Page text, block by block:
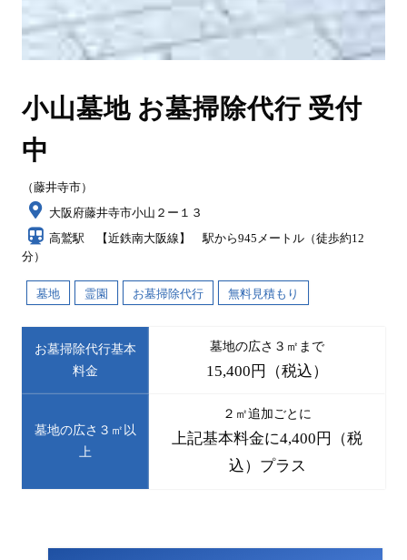
小山墓地 お墓掃除代行 受付
中
（藤井寺市）
大阪府藤井寺市小山２ー１３
高鷲駅 【近鉄南大阪線】 駅から945メートル（徒歩約12
分）
墓地 霊園 お墓掃除代行 無料見積もり
お墓掃除代行基本
料金
墓地の広さ３㎡まで
15,400円（税込）
墓地の広さ３㎡以
上
２㎡追加ごとに
上記基本料金に4,400円（税
込）プラス